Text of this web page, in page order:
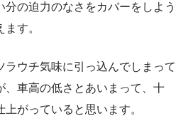
の迫力のなさをカバーをしよう
す。
ラウチ気味に引っ込んでしまって
、車高の低さとあいまって、十
がっていると思います。